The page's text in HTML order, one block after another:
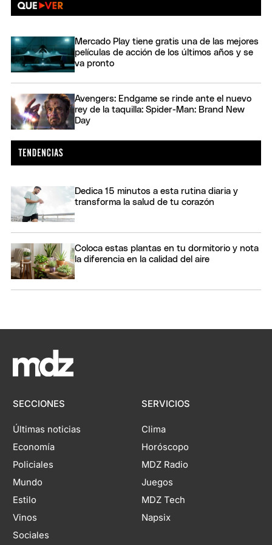
Mercado Play tiene gratis una de las mejores
películas de acción de los últimos años y se
va pronto
Avengers: Endgame se rinde ante el nuevo
rey de la taquilla: Spider-Man: Brand New
Day
Dedica 15 minutos a esta rutina diaria y
transforma la salud de tu corazón
Coloca estas plantas en tu dormitorio y nota
la diferencia en la calidad del aire
SECCIONES
Últimas noticias
Economía
Policiales
Mundo
Estilo
Vinos
Sociales
SERVICIOS
Clima
Horóscopo
MDZ Radio
Juegos
MDZ Tech
Napsix